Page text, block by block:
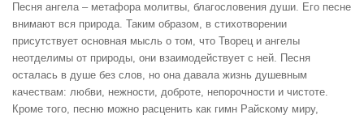
Песня ангела – метафора молитвы, благословения души. Его песне
внимают вся природа. Таким образом, в стихотворении
присутствует основная мысль о том, что Творец и ангелы
неотделимы от природы, они взаимодействует с ней. Песня
осталась в душе без слов, но она давала жизнь душевным
качествам: любви, нежности, доброте, непорочности и чистоте.
Кроме того, песню можно расценить как гимн Райскому миру,